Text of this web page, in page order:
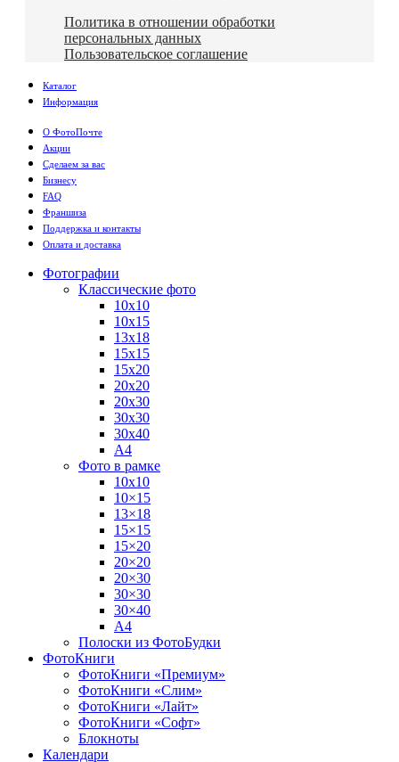
Политика в отношении обработки
персональных данных
Пользовательское соглашение
Каталог
Информация
О ФотоПочте
Акции
Сделаем за вас
Бизнесу
FAQ
Франшиза
Поддержка и контакты
Оплата и доставка
Фотографии
Классические фото
10х10
10х15
13х18
15х15
15х20
20х20
20х30
30х30
30х40
А4
Фото в рамке
10х10
10×15
13×18
15×15
15×20
20×20
20×30
30×30
30×40
A4
Полоски из ФотоБудки
ФотоКниги
ФотоКниги «Премиум»
ФотоКниги «Слим»
ФотоКниги «Лайт»
ФотоКниги «Софт»
Блокноты
Календари